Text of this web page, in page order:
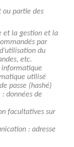
ou partie des
et la gestion et la
par
du
etc.
utilisé
passe (hashé)
données de
facultatives sur
: adresse